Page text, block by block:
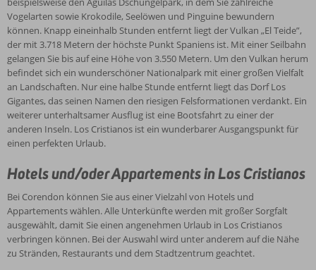
Vogelarten sowie Krokodile, Seelöwen und Pinguine bewundern
können. Knapp eineinhalb Stunden entfernt liegt der Vulkan „El Teide”,
der mit 3.718 Metern der höchste Punkt Spaniens ist. Mit einer Seilbahn
gelangen Sie bis auf eine Höhe von 3.550 Metern. Um den Vulkan herum
befindet sich ein wunderschöner Nationalpark mit einer großen Vielfalt
an Landschaften. Nur eine halbe Stunde entfernt liegt das Dorf Los
Gigantes, das seinen Namen den riesigen Felsformationen verdankt. Ein
weiterer unterhaltsamer Ausflug ist eine Bootsfahrt zu einer der
anderen Inseln. Los Cristianos ist ein wunderbarer Ausgangspunkt für
einen perfekten Urlaub.
Hotels und/oder Appartements in Los Cristianos
Bei Corendon können Sie aus einer Vielzahl von Hotels und
Appartements wählen. Alle Unterkünfte werden mit großer Sorgfalt
ausgewählt, damit Sie einen angenehmen Urlaub in Los Cristianos
verbringen können. Bei der Auswahl wird unter anderem auf die Nähe
zu Stränden, Restaurants und dem Stadtzentrum geachtet.